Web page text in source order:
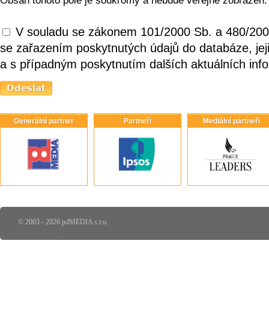
V souladu se zákonem 101/2000 Sb. a 480/
se zařazením poskytnutých údajů do databáze,
a s případným poskytnutím dalších aktuálních
Generální partner Partneři Mediální partneři
© 2003 - 2026 pdMEDIA s.r.o.